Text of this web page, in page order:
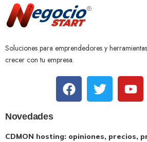
Soluciones para emprendedores y
crecer con tu empresa.
Novedades
CDMON hosting: opiniones, precios,